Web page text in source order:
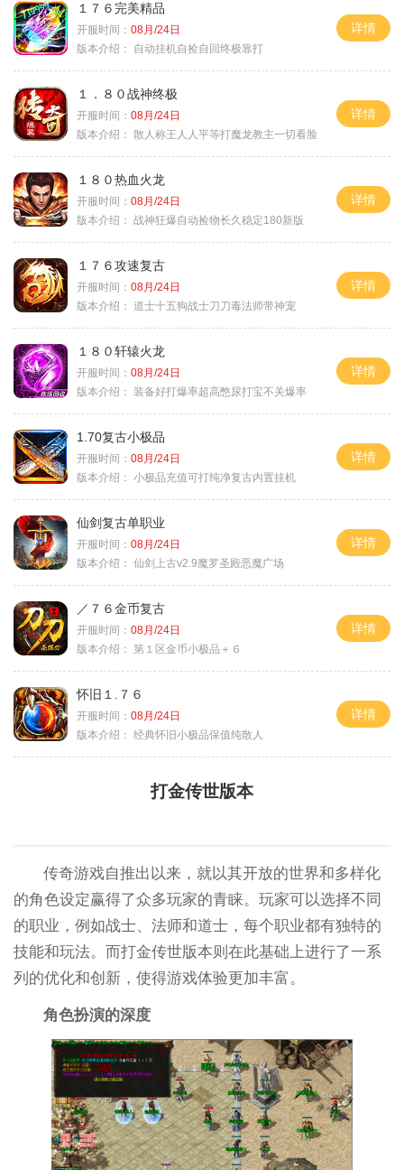
１７６完美精品
开服时间： 08月/24日
版本介绍：
自动挂机自捡自回终极靠打
详情
１．８０战神终极
开服时间： 08月/24日
版本介绍： 散人称王人人平等打魔龙教主一切看脸
详情
１８０热血火龙
开服时间： 08月/24日
版本介绍： 战神狂爆自动捡物长久稳定180新版
详情
１７６攻速复古
开服时间： 08月/24日
版本介绍： 道士十五狗战士刀刀毒法师带神宠
详情
１８０轩辕火龙
开服时间： 08月/24日
版本介绍： 装备好打爆率超高憋尿打宝不关爆率
详情
1.70复古小极品
开服时间： 08月/24日
版本介绍： 小极品充值可打纯净复古内置挂机
详情
仙剑复古单职业
开服时间： 08月/24日
版本介绍： 仙剑上古v2.9魔罗圣殿恶魔广场
详情
／７６金币复古
开服时间： 08月/24日
版本介绍： 第１区金币小极品＋６
详情
怀旧１.７６
开服时间： 08月/24日
版本介绍： 经典怀旧小极品保值纯散人
详情
打金传世版本
传奇游戏自推出以来，就以其开放的世界和多样化
的角色设定赢得了众多玩家的青睐。玩家可以选择不同
的职业，例如战士、法师和道士，每个职业都有独特的
技能和玩法。而打金传世版本则在此基础上进行了一系
列的优化和创新，使得游戏体验更加丰富。
角色扮演的深度